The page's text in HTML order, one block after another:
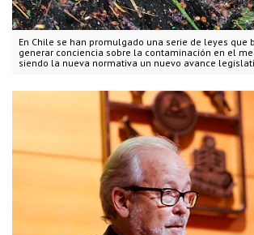
En Chile se han promulgado una serie de leyes que
generar conciencia sobre la contaminación en el
siendo la nueva normativa un nuevo avance